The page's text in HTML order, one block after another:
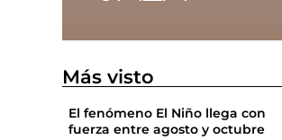
Más visto
El fenómeno El Niño llega con
fuerza entre agosto y octubre